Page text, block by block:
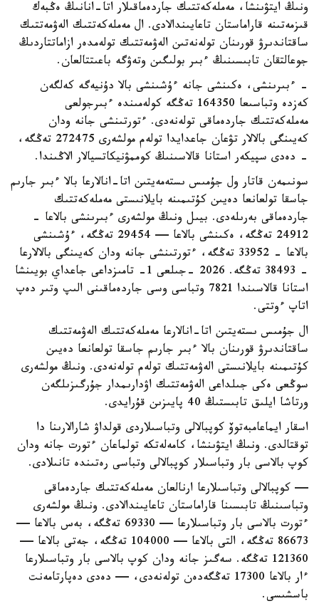
ونىڭ ايتۋىنشا، مەملەكەتتىك جاردەماقىلار اتا-انانىڭ ەڭبەك
قىزمەتىنە قاراماستان تاعايىندالادى. ال مەملەكەتتىك الەۋمەتتىك
ساقتاندىرۋ قورىنان تولەنەتىن الەۋمەتتىك تولەمدەر ازاماتتاردىڭ
جوعالتقان تابىسىنىڭ ءبىر بولىگىن وتەۋگە باعىتتالعان.
- ءبىرىنشى، ەكىنشى جانە ءۇشىنشى بالا دۇنيەگە كەلگەن
كەزدە وتباسىعا 164350 تەڭگە كولەمىندە ءبىرجولعى
مەملەكەتتىك جاردەماقى تولەنەدى. ءتورتىنشى جانە ودان
كەيىنگى بالالار تۋعان جاعدايدا تولەم مولشەرى 272475 تەڭگە،
- دەدى سپيكەر استانا قالاسىنىڭ كوممۋنيكاتسيالار الاڭىندا.
سونىمەن قاتار ول جۇمىس ىستەمەيتىن اتا-انالارعا بالا ءبىر جارىم
جاسقا تولعانعا دەيىن كۇتىمىنە بايلانىستى مەملەكەتتىك
جاردەماقى بەرىلەدى. بيىل ونىڭ مولشەرى ءبىرىنشى بالاعا -
24912 تەڭگە، ەكىنشى بالاعا — 29454 تەڭگە، ءۇشىنشى
بالاعا - 33952 تەڭگە، ءتورتىنشى جانە ودان كەيىنگى بالالارعا
- 38493 تەڭگە. 2026 -جىلعى 1- تامىزداعى جاعداي بويىنشا
استانا قالاسىندا 7821 وتباسى وسى جاردەماقىنى الىپ وتىر دەپ
اتاپ ءوتتى.
ال جۇمىس ىستەيتىن اتا-انالارعا مەملەكەتتىك الەۋمەتتىك
ساقتاندىرۋ قورىنان بالا ءبىر جارىم جاسقا تولعانعا دەيىن
كۇتىمىنە بايلانىستى الەۋمەتتىك تولەم تولەنەدى. ونىڭ مولشەرى
سوڭعى ەكى جىلداعى الەۋمەتتىك اۋدارىمدار جۇرگىزىلگەن
ورتاشا ايلىق تابىستىڭ 40 پايىزىن قۇرايدى.
اسقار ايماعامبەتوۆ كوپبالالى وتباسىلاردى قولداۋ شارالارىنا دا
توقتالدى. ونىڭ ايتۋىنشا، كامەلەتكە تولماعان ءتورت جانە ودان
كوپ بالاسى بار وتباسىلار كوپبالالى وتباسى رەتىندە تانىلادى.
— كوپبالالى وتباسىلارعا ارنالعان مەملەكەتتىك جاردەماقى
وتباسىنىڭ تابىسىنا قاراماستان تاعايىندالادى. ونىڭ مولشەرى
ءتورت بالاسى بار وتباسىلارعا — 69330 تەڭگە، بەس بالاعا —
86673 تەڭگە، التى بالاعا — 104000 تەڭگە، جەتى بالاعا —
121360 تەڭگە. سەگىز جانە ودان كوپ بالاسى بار وتباسىلارعا
ءار بالاعا 17300 تەڭگەدەن تولەنەدى، — دەدى دەپارتامەنت
باسشىسى.